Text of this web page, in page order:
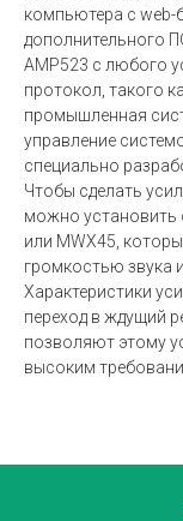
компьютера с web-
дополнительного
AMP523 с любого
протокол, такого
промышленная
управление
специально
Чтобы сделать
можно установить
или MWX45,
громкостью звука
Характеристики
переход в ждущий
позволяют этому
высоким